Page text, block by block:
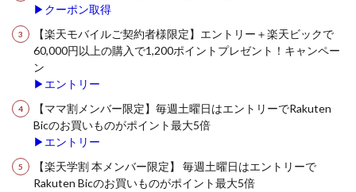
▶クーポン取得
【楽天モバイルご契約者様限定】エントリー＋楽天ビックで
60,000円以上の購入で1,200ポイントプレゼント！キャンペー
ン
▶エントリー
【ママ割メンバー限定】毎週土曜日はエントリーでRakuten
Bicのお買いものがポイント最大5倍
▶エントリー
【楽天学割 本メンバー限定】 毎週土曜日はエントリーで
Rakuten Bicのお買いものがポイント最大5倍